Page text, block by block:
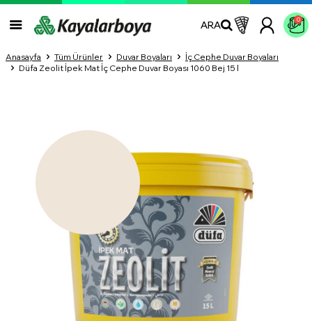
ARA 0
Anasayfa Tüm Ürünler Duvar Boyaları
İç Cephe Duvar Boyaları
Düfa Zeolit İpek Mat İç Cephe Duvar Boyası 1060 Bej 15 l